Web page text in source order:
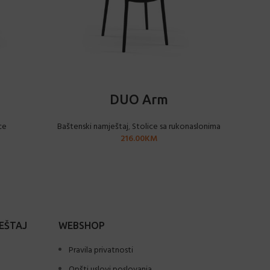
DUO Arm
Baštenski namještaj, Stolice sa rukonaslonima
216.00KM
WEBSHOP
Pravila privatnosti